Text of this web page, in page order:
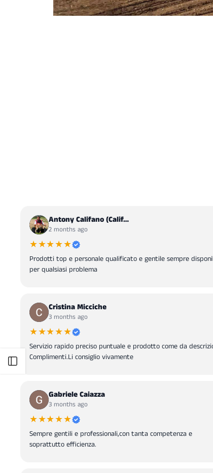
Open sidebar
Antony Califano (Calif…
2 months ago
★★★★★
Prodotti top e personale qualificato e gentile sempre
per qualsiasi problema
Cristina Micciche
3 months ago
★★★★★
Servizio rapido preciso puntuale e prodotto come da
Complimenti.Li consiglio vivamente
Gabriele Caiazza
3 months ago
★★★★★
Sempre gentili e professionali,con tanta competenza e
soprattutto efficienza.